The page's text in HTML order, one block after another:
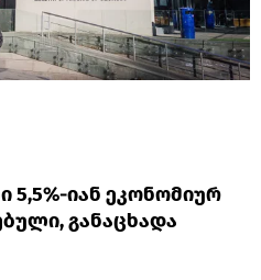
5,5%-იან ეკონომიურ
განაცხადა